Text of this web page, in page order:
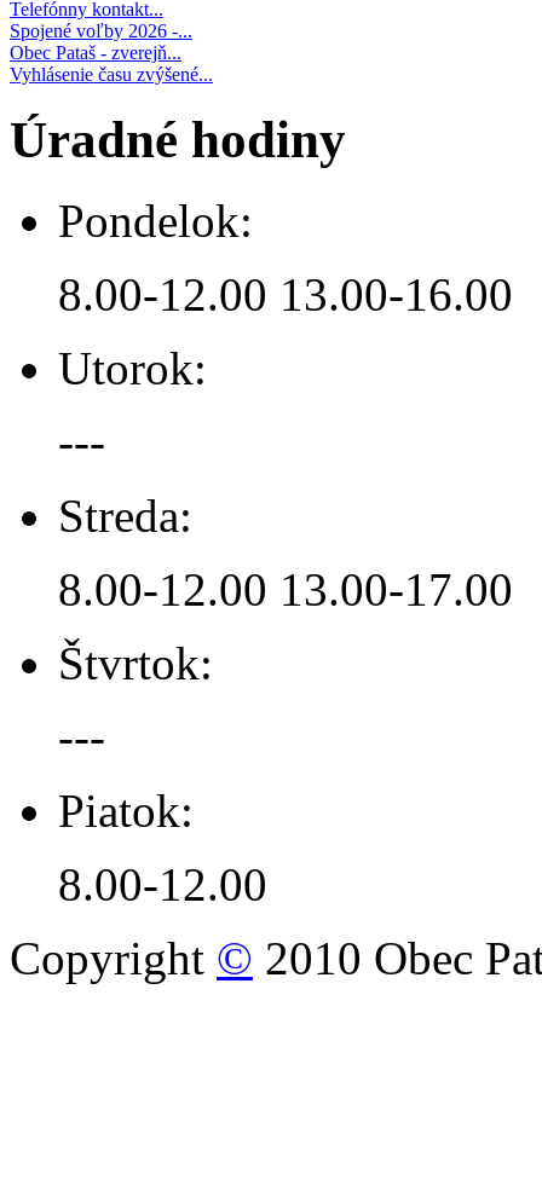
Telefónny kontakt...
Spojené voľby 2026 -...
Obec Pataš - zverejň...
Vyhlásenie času zvýšené...
Úradné hodiny
Pondelok:
8.00-12.00 13.00-16.00
Utorok:
---
Streda:
8.00-12.00 13.00-17.00
Štvrtok:
---
Piatok:
8.00-12.00
Copyright © 2010 Obec